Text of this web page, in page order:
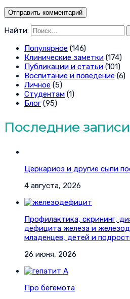
Найти:
Популярное (146)
Клинические заметки (174)
Публикации и статьи (101)
Воспитание и поведение (6)
Личное (5)
Студентам (1)
Блог (95)
Последние записи
Церкариоз и другие сыпи
4 августа, 2026
Профилактика, скрининг,
дефицита железа и
младенцев, детей и
26 июня, 2026
Про бегемота